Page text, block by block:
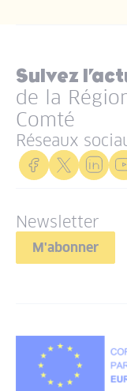
Suivez
de la
Comté
Réseaux
Newsletter
M'abonner